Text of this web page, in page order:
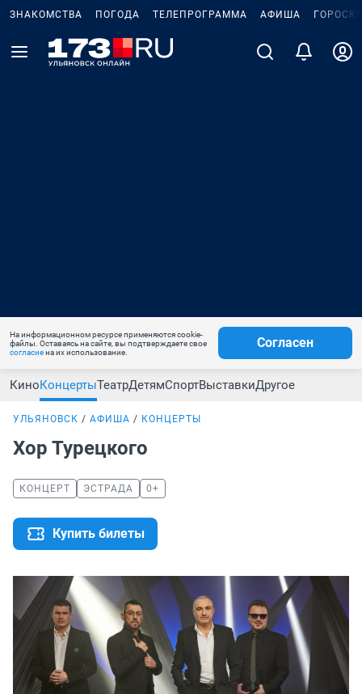
ЗНАКОМСТВА ПОГОДА ТЕЛЕПРОГРАММА АФИША
На информационном ресурсе применяются cookie-
файлы. Оставаясь на сайте, вы подтверждаете свое
согласиена их использование.
Согласен
КиноКонцертыТеатрДетямСпортВыставкиДругое
УЛЬЯНОВСК АФИША КОНЦЕРТЫ
Хор Турецкого
КОНЦЕРТ ЭСТРАДА 0+
Купить билеты